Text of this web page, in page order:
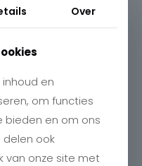
Over
en
om functies
bieden en om ons
delen ook
van onze site met